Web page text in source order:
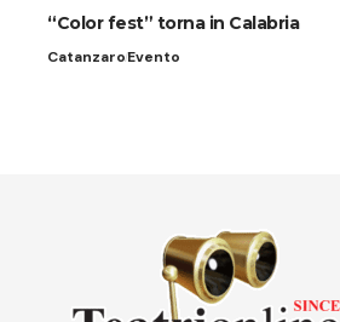
“Color fest” torna in Calabria
CatanzaroEvento